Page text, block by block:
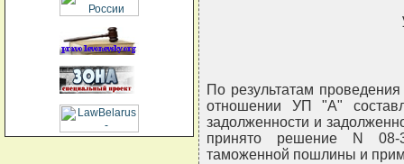
По результатам
отношении УП "А"
задолженности и
принято решение N 08-
таможенной пошлины и